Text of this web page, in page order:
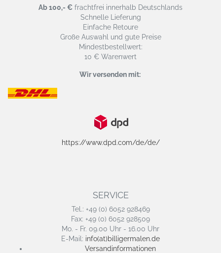
Ab 100,- € frachtfrei innerhalb Deutschlands
Schnelle Lieferung
Einfache Retoure
Große Auswahl und gute Preise
Mindestbestellwert:
10 € Warenwert
Wir versenden mit:
https://www.dpd.com/de/de/
SERVICE
Tel.: +49 (0) 6052 928469
Fax: +49 (0) 6052 928509
Mo. - Fr. 09.00 Uhr - 16.00 Uhr
E-Mail: info(at)billigermalen.de
Versandinformationen